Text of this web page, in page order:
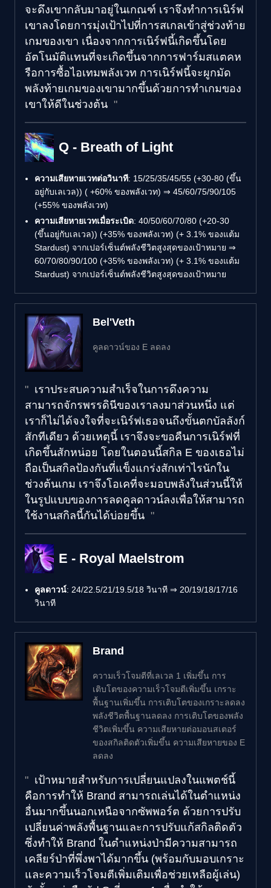
จะดึงเขากลับมาอยู่ในเกณฑ์ เราจึงทำการเนิร์ฟ
เขาลงโดยการมุ่งเป้าไปที่การสเกลเข้าสู่ช่วงท้าย
เกมของเขา เนื่องจากการเนิร์ฟนี้เกิดขึ้นโดย
อัตโนมัติแทนที่จะเกิดขึ้นจากการฟาร์มสแตคห
รือการซื้อไอเทมพลังเวท การเนิร์ฟนี้จะผูกมัด
พลังท้ายเกมของเขามากขึ้นด้วยการทำเกมของ
เขาให้ดีในช่วงต้น
Q - Breath of Light
ความเสียหายเวทต่อวินาที: 15/25/35/45/55 (+30-80 (ขึ้น
อยู่กับเลเวล)) ( +60% ของพลังเวท) ⇒ 45/60/75/90/105
(+55% ของพลังเวท)
ความเสียหายเวทเมื่อระเบิด: 40/50/60/70/80 (+20-30
(ขึ้นอยู่กับเลเวล)) (+35% ของพลังเวท) (+ 3.1% ของแต้ม
Stardust) จากเปอร์เซ็นต์พลังชีวิตสูงสุดของเป้าหมาย ⇒
60/70/80/90/100 (+35% ของพลังเวท) (+ 3.1% ของแต้ม
Stardust) จากเปอร์เซ็นต์พลังชีวิตสูงสุดของเป้าหมาย
Bel'Veth
คูลดาวน์ของ E ลดลง
เราประสบความสำเร็จในการดึงความ
สามารถจักรพรรดินีของเราลงมาส่วนหนึ่ง แต่
เราก็ไม่ได้จงใจที่จะเนิร์ฟเธอจนถึงขั้นตกบัลลังก์
สักทีเดียว ด้วยเหตุนี้ เราจึงจะขอคืนการเนิร์ฟที่
เกิดขึ้นสักหน่อย โดยในตอนนี้สกิล E ของเธอไม่
ถือเป็นสกิลป้องกันที่แข็งแกร่งสักเท่าไรนักใน
ช่วงต้นเกม เราจึงโอเคที่จะมอบพลังในส่วนนี้ให้
ในรูปแบบของการลดคูลดาวน์ลงเพื่อให้สามารถ
ใช้งานสกิลนี้กันได้บ่อยขึ้น
E - Royal Maelstrom
คูลดาวน์: 24/22.5/21/19.5/18 วินาที ⇒ 20/19/18/17/16
วินาที
Brand
ความเร็วโจมตีที่เลเวล 1 เพิ่มขึ้น การ
เติบโตของความเร็วโจมตีเพิ่มขึ้น เกราะ
พื้นฐานเพิ่มขึ้น การเติบโตของเกราะลดลง
พลังชีวิตพื้นฐานลดลง การเติบโตของพลัง
ชีวิตเพิ่มขึ้น ความเสียหายต่อมอนสเตอร์
ของสกิลติดตัวเพิ่มขึ้น ความเสียหายของ E
ลดลง
เป้าหมายสำหรับการเปลี่ยนแปลงในแพตช์นี้
คือการทำให้ Brand สามารถเล่นได้ในตำแหน่ง
อื่นมากขึ้นนอกเหนือจากซัพพอร์ต ด้วยการปรับ
เปลี่ยนค่าพลังพื้นฐานและการปรับแก้สกิลติดตัว
ซึ่งทำให้ Brand ในตำแหน่งป่ามีความสามารถ
เคลียร์ป่าที่พึ่งพาได้มากขึ้น (พร้อมกับมอบเกราะ
และความเร็วโจมตีเพิ่มเติมเพื่อช่วยเหลือผู้เล่น)